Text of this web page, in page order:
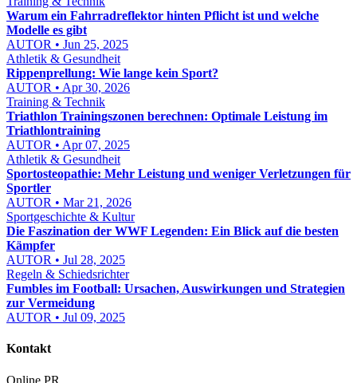
Warum ein Fahrradreflektor hinten Pflicht ist und welche
Modelle es gibt
AUTOR • Jun 25, 2025
Athletik & Gesundheit
Rippenprellung: Wie lange kein Sport?
AUTOR • Apr 30, 2026
Training & Technik
Triathlon Trainingszonen berechnen: Optimale Leistung im
Triathlontraining
AUTOR • Apr 07, 2025
Athletik & Gesundheit
Sportosteopathie: Mehr Leistung und weniger Verletzungen für
Sportler
AUTOR • Mar 21, 2026
Sportgeschichte & Kultur
Die Faszination der WWF Legenden: Ein Blick auf die besten
Kämpfer
AUTOR • Jul 28, 2025
Regeln & Schiedsrichter
Fumbles im Football: Ursachen, Auswirkungen und Strategien
zur Vermeidung
AUTOR • Jul 09, 2025
Kontakt
Online PR